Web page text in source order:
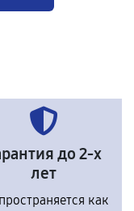
до 2-х
лет
как